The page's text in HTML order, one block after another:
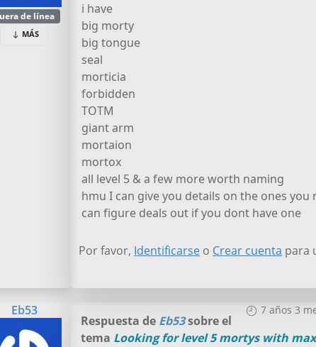
de línea
MÁS
i have
big morty
big tongue
seal
morticia
forbidden
TOTM
giant arm
mortaion
mortox
all level 5 & a few more worth naming
hmu I can give you details on the ones
can figure deals out if you dont have one
Por favor, Identificarse o Crear cuenta para
Eb53 7 años 3
Respuesta de Eb53sobre el
tema Looking for level 5 mortys with